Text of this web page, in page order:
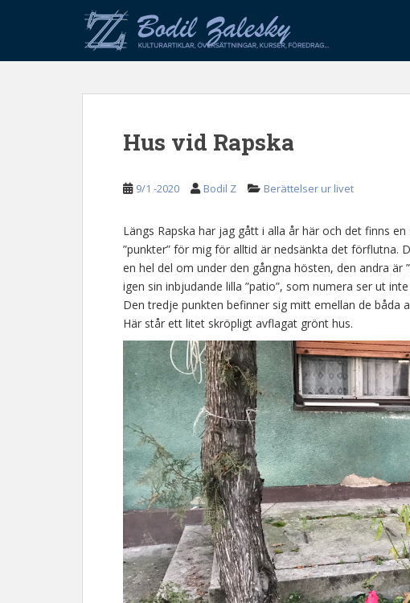
p
Hus vid Rapska
9/1 -2020 Bodil Z Berättelser ur livet
Längs Rapska har jag gått i alla år här och det finns
”punkter” för mig för alltid är nedsänkta det förflutna.
en hel del om under den gångna hösten, den andra är
igen sin inbjudande lilla ”patio”, som numera ser ut
Den tredje punkten befinner sig mitt emellan de båda
Här står ett litet skröpligt avflagat grönt hus.